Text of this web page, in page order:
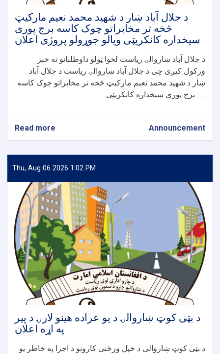
جوړولو
پروژی
اعلان
د جلال آباد ښار د شهید محمد نعیم مارکیټ
څخه تر مخابراتو چوک کاسه برج پوری
سیخداره کانکریټی ویالو جوړولو پروژی اعلان
د جلال آباد ښاروالۍ ریاست لخوا ټولو داوطلبانو ته خبر
ورکول کیږی چی د جلال آباد ښاروالۍ ریاست د جلال آباد
ښار د شهید محمد نعیم مارکیټ څخه تر مخابراتو چوک کاسه
برج پوری سیخداره کانکریټی . . .
Read more
د
آباد
ښار
شهید
محمد
نعیم
مارکیټ
څخه
تر
مخابراتو
چوک
کاسه
برج
پوری
سیخداره
کانکریټی
ویالو
جوړولو
پروژی
اعلان
Announcement
Thu, Aug 06 2026 1:02 PM
د بټی کوټ ښاروالۍ د یو عراده هینو لارۍ د پیر
په اړه اعلان
د بټی کوټ ښاروالی د خپل ورځنی کارونو د اجرا په خاطر یو